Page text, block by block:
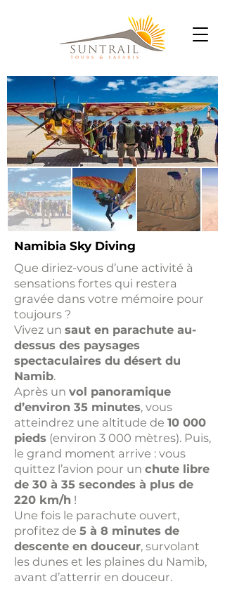
Namibia Sky Diving
Que diriez-vous d’une activité à
sensations fortes qui restera
gravée dans votre mémoire pour
toujours ?
Vivez un saut en parachute au-
dessus des paysages
spectaculaires du désert du
Namib.
Après un vol panoramique
d’environ 35 minutes, vous
atteindrez une altitude de 10 000
pieds (environ 3 000 mètres). Puis,
le grand moment arrive : vous
quittez l’avion pour un chute libre
de 30 à 35 secondes à plus de
220 km/h !
Une fois le parachute ouvert,
profitez de 5 à 8 minutes de
descente en douceur, survolant
les dunes et les plaines du Namib,
avant d’atterrir en douceur.